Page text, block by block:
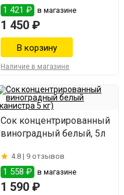
1 421 ₽ в магазине
1 450 ₽
Наличие в магазине
Сок концентрированный
виноградный белый, 5л
4.8 | 9 отзывов
1 558 ₽ в магазине
1 590 ₽